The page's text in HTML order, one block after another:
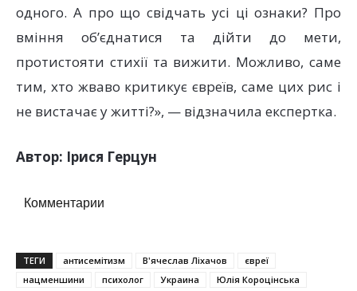
одного. А про що свідчать усі ці ознаки? Про
вміння об’єднатися та дійти до мети,
протистояти стихії та вижити. Можливо, саме
тим, хто жваво критикує євреїв, саме цих рис і
не вистачає у житті?», — відзначила експертка.
Автор: Ірися Герцун
Комментарии
ТЕГИ антисемітизм В'ячеслав Ліхачов
євреї
нацменшини
психолог Украина Юлія Короцінська